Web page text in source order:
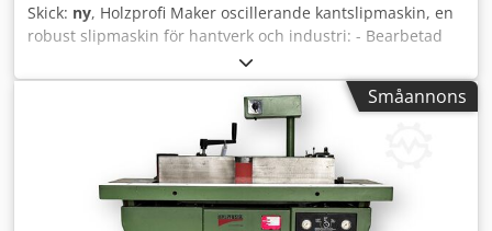
Skick: ny, Holzprofi Maker oscillerande kantslipmaskin, en
robust slipmaskin för hantverk och industri: - Bearbetad
bakplåt av stål - Grafitbeläggning - Bord i massiv gjutjärn -
Bordet är höjdjusterbart och försedd med spår -
Sliphuvudet är vridbart 90° - Gärningsanhåll och
rundslipbord ingår som standard Tekniska data:
Bandmått: 2260 x 150 mm Motoreffekt S1: 2,2 kW, 400 V
Bordslängd: 750 mm Bordsbredd: 250 mm Bandhastighet:
16 m/sek Platsbehov: 1325 x 570 mm Dcjdpfx
Abszqrwgezsk Utsugsanslutning: 100 mm Vikt: 156 kg
Småannons